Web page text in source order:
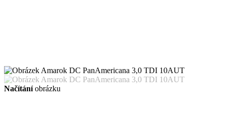
Načítáníobrázku